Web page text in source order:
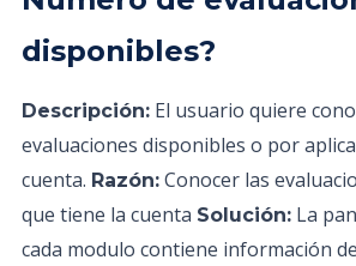
disponibles?
Descripción: El usuario quiere
evaluaciones disponibles o por
cuenta. Razón: Conocer las
que tiene la cuenta Solución: La
cada modulo contiene información